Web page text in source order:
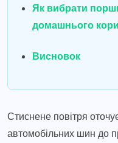
Як вибрати
домашнього
Висновок
Стиснене повітря
автомобільних шин до